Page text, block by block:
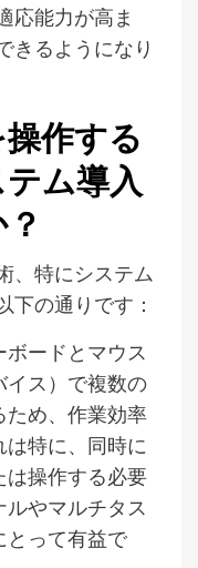
応能力が高ま
きるようになり
作する
ム導入
、特にシステム
下の通りです：
ボードとマウス
イス）で複数の
ため、作業効率
特に、同時に
は操作する必要
やマルチタス
とって有益で